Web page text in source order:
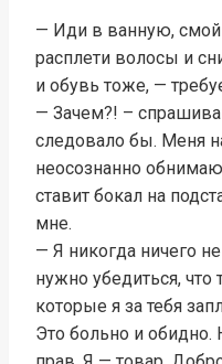
— Иди в ванную, смой
расплети волосы и
и обувь тоже, —
— Зачем?! –
следовало бы. Меня
неосознанно
ставит бокал на
мне.
— Я никогда ничего
нужно убедиться, что
которые я за тебя
Это больно и обидно.